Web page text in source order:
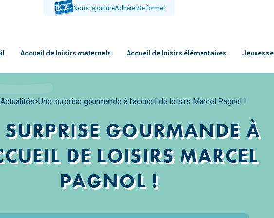
Nous rejoindreAdhérerSe former
Accueil de loisirs maternels Accueil de loisirs élémentaires Jeunesse
Actualités>Une surprise gourmande à l’accueil de loisirs Marcel Pagnol !
SURPRISE GOURMANDE À
DE LOISIRS MARCEL
PAGNOL !